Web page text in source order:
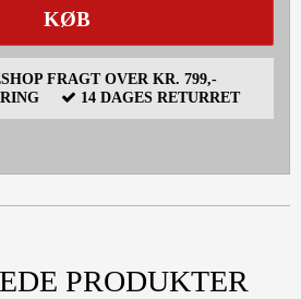
KØB
FRAGT OVER KR. 799,-
14 DAGES RETURRET
PRODUKTER